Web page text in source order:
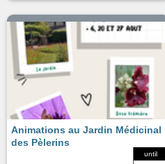
until
Animations au Jardin Médicinal
des Pèlerins